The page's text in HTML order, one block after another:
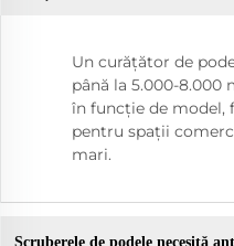
Un curățător de
până la 5.000-8.000
în funcție de model,
pentru spații
mari.
Scruberele de podele necesită